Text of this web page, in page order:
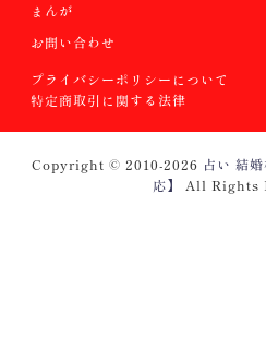
まんが
お問い合わせ
プライバシーポリシーについて
特定商取引に関する法律
Copyright © 2010-2026 占い 結
応】
All Rights